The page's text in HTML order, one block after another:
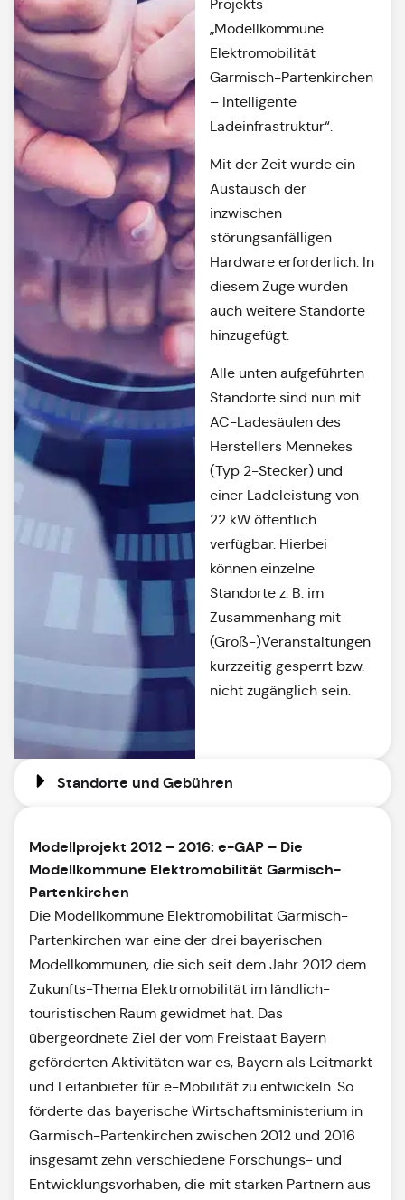
Projekts
„Modellkommune
Elektromobilität
Garmisch-Partenkirchen
– Intelligente
Ladeinfrastruktur“.
Mit der Zeit wurde ein
Austausch der
inzwischen
störungsanfälligen
Hardware erforderlich. In
diesem Zuge wurden
auch weitere Standorte
hinzugefügt.
Alle unten aufgeführten
Standorte sind nun mit
AC-Ladesäulen des
Herstellers Mennekes
(Typ 2-Stecker) und
einer Ladeleistung von
22 kW öffentlich
verfügbar. Hierbei
können einzelne
Standorte z. B. im
Zusammenhang mit
(Groß-)Veranstaltungen
kurzzeitig gesperrt bzw.
nicht zugänglich sein.
Standorte und Gebühren
Modellprojekt 2012 – 2016: e-GAP – Die
Modellkommune Elektromobilität Garmisch-
Partenkirchen
Die Modellkommune Elektromobilität Garmisch-
Partenkirchen war eine der drei bayerischen
Modellkommunen, die sich seit dem Jahr 2012 dem
Zukunfts-Thema Elektromobilität im ländlich-
touristischen Raum gewidmet hat. Das
übergeordnete Ziel der vom Freistaat Bayern
geförderten Aktivitäten war es, Bayern als Leitmarkt
und Leitanbieter für e-Mobilität zu entwickeln. So
förderte das bayerische Wirtschaftsministerium in
Garmisch-Partenkirchen zwischen 2012 und 2016
insgesamt zehn verschiedene Forschungs- und
Entwicklungsvorhaben, die mit starken Partnern aus